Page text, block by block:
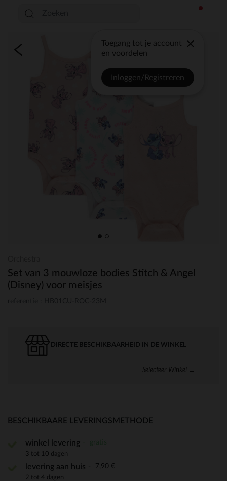
Toegang tot je account
en voordelen
Inloggen/Registreren
Set van 3 mouwloze bodies Stitch & Angel
(Disney) voor meisjes
DIRECTE BESCHIKBAARHEID IN DE WINKEL
Selecteer Winkel →
BESCHIKBAARE LEVERINGSMETHODE
winkel levering
3 tot 10 dagen
levering aan huis 7,90 €
2 tot 4 dagen